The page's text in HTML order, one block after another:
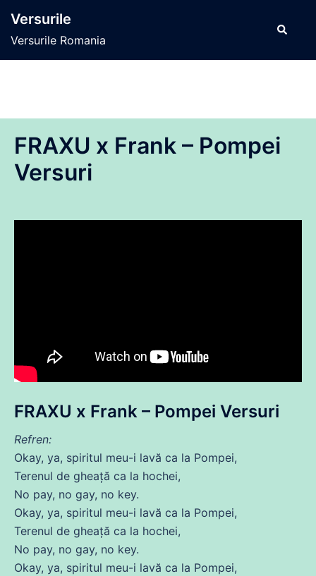
conținut
Versurile
Versurile Romania
Caută
FRAXU x Frank – Pompei
Versuri
FRAXU x Frank – Pompei Versuri
Refren:
Okay, ya, spiritul meu-i lavă ca la Pompei,
Terenul de gheață ca la hochei,
No pay, no gay, no key.
Okay, ya, spiritul meu-i lavă ca la Pompei,
Terenul de gheață ca la hochei,
No pay, no gay, no key.
Okay, ya, spiritul meu-i lavă ca la Pompei,